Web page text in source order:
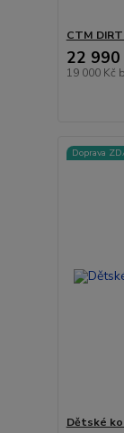
CTM
22 990
19 000 Kč
Doprava
Dětské